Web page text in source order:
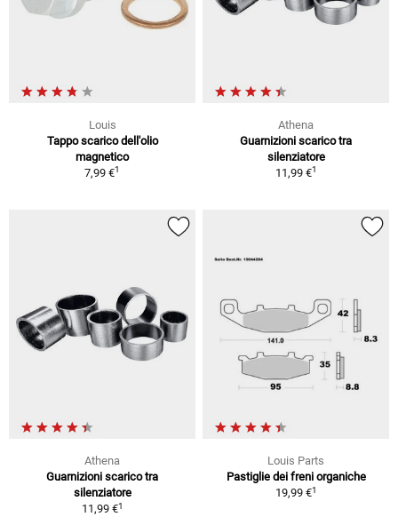
Louis
Tappo scarico dell'olio
magnetico
7,99 €1
Athena
Guarnizioni scarico tra
silenziatore
11,99 €1
Athena
Guarnizioni scarico tra
silenziatore
11,99 €1
Louis Parts
Pastiglie dei freni organiche
19,99 €1